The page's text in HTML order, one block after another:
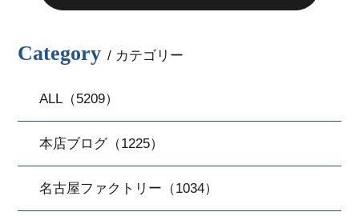
Category / カテゴリー
ALL（5209）
本店ブログ（1225）
名古屋ファクトリー（1034）